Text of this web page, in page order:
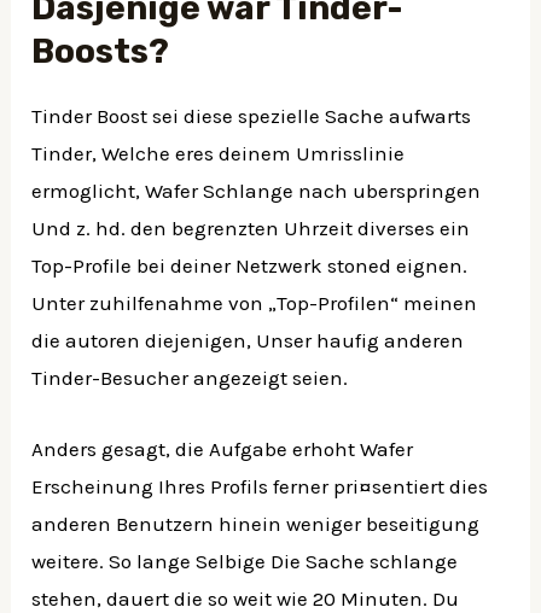
Dasjenige war Tinder-
Boosts?
Tinder Boost sei diese spezielle Sache aufwarts
Tinder, Welche eres deinem Umrisslinie
ermoglicht, Wafer Schlange nach uberspringen
Und z. hd. den begrenzten Uhrzeit diverses ein
Top-Profile bei deiner Netzwerk stoned eignen.
Unter zuhilfenahme von „Top-Profilen“ meinen
die autoren diejenigen, Unser haufig anderen
Tinder-Besucher angezeigt seien.
Anders gesagt, die Aufgabe erhoht Wafer
Erscheinung Ihres Profils ferner pri¤sentiert dies
anderen Benutzern hinein weniger beseitigung
weitere. So lange Selbige Die Sache schlange
stehen, dauert die so weit wie 20 Minuten. Du